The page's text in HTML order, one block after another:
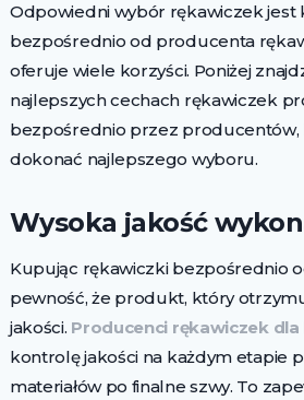
Odpowiedni wybór rękawiczek jest
bezpośrednio od producenta
oferuje wiele korzyści. Poniżej
najlepszych cechach rękawiczek
bezpośrednio przez producentów,
dokonać najlepszego wyboru.
Wysoka jakość
Kupując rękawiczki bezpośrednio
pewność, że produkt, który
jakości. Producenci rękawiczek
kontrolę jakości na każdym etapie
materiałów po finalne szwy. To